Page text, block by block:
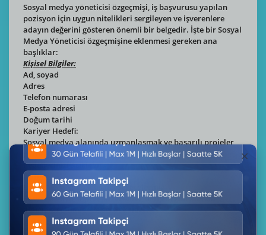
Sosyal medya yöneticisi özgeçmişi, iş başvurusu yapılan
pozisyon için uygun nitelikleri sergileyen ve işverenlere
adayın değerini gösteren önemli bir belgedir. İşte bir Sosyal
Medya Yöneticisi özgeçmişine eklenmesi gereken ana
başlıklar:
Kişisel Bilgiler:
Ad, soyad
Adres
Telefon numarası
E-posta adresi
Doğum tarihi
Kariyer Hedefi:
Sosyal medya alanında uzmanlaşmak ve başarılı projeler
yürüterek markaların çevrimiçi varlığını arttırmak gibi
hedeflerinizi açıklayın.
Eğitim:
Lisans veya yüksek lisans dereceleriniz
Sosyal medya, dijital pazarlama, iletişim gibi alanda
aldığınız eğitimler ve sertifikalar
İş Deneyimi:
Önceki işverenleriniz, çalıştığınız pozisyonlar ve